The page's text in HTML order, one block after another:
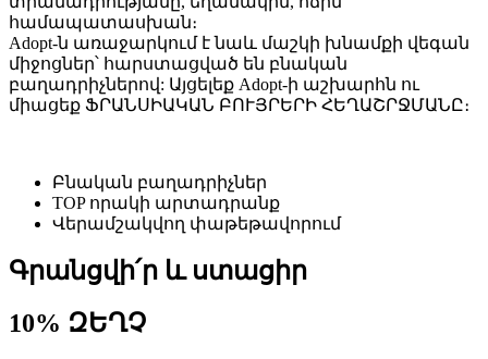
համապատասխան։
Adopt-ն առաջարկում է նաև մաշկի խնամքի վեգան
միջոցներ՝ հարստացված են բնական
բաղադրիչներով: Այցելեք Adopt-ի աշխարհն ու
միացեք ՖՐԱՆՍԻԱԿԱՆ ԲՈՒՅՐԵՐԻ ՀԵՂԱՇՐՋՄԱՆԸ։
Բնական բաղադրիչներ
TOP որակի արտադրանք
Վերամշակվող փաթեթավորում
Գրանցվի՛ր և ստացիր
10% ԶԵՂՉ